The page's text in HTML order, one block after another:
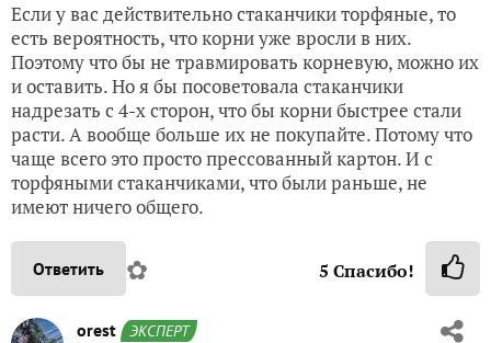
Если у вас действительно стаканчики торфяные, то
есть вероятность, что корни уже вросли в них.
Поэтому что бы не травмировать корневую, можно их
и оставить. Но я бы посоветовала стаканчики
надрезать с 4-х сторон, что бы корни быстрее стали
расти. А вообще больше их не покупайте. Потому что
чаще всего это просто прессованный картон. И с
торфяными стаканчиками, что были раньше, не
имеют ничего общего.
Ответить ✿ 5 Спасибо!
orest ЭКСПЕРТ